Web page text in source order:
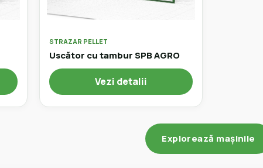
STRAZAR PELLET
Uscător cu tambur SPB AGRO
Vezi detalii
Explorează mașinile